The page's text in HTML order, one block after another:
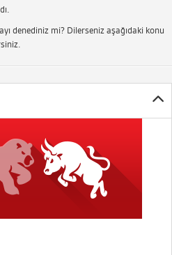
denediniz mi? Dilerseniz aşağıdaki konu